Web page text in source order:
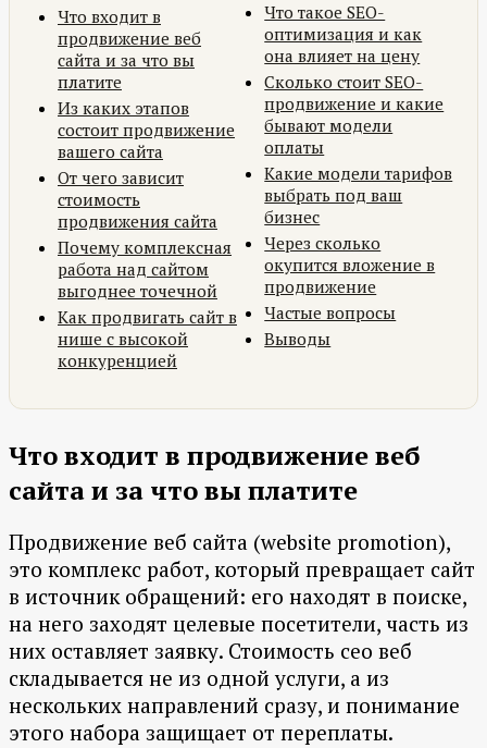
Что входит в
продвижение веб
сайта и за что вы
платите
Из каких этапов
состоит продвижение
вашего сайта
От чего зависит
стоимость
продвижения сайта
Почему комплексная
работа над сайтом
выгоднее точечной
Как продвигать сайт в
нише с высокой
конкуренцией
Что такое SEO-
оптимизация и как
она влияет на цену
Сколько стоит SEO-
продвижение и какие
бывают модели
оплаты
Какие модели тарифов
выбрать под ваш
бизнес
Через сколько
окупится вложение в
продвижение
Частые вопросы
Выводы
Что входит в продвижение веб
сайта и за что вы платите
Продвижение веб сайта (website promotion),
это комплекс работ, который превращает сайт
в источник обращений: его находят в поиске,
на него заходят целевые посетители, часть из
них оставляет заявку. Стоимость сео веб
складывается не из одной услуги, а из
нескольких направлений сразу, и понимание
этого набора защищает от переплаты.